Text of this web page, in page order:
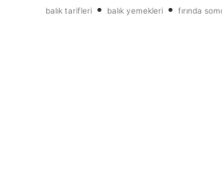
balık tarifleri• balık yemekleri• fırında